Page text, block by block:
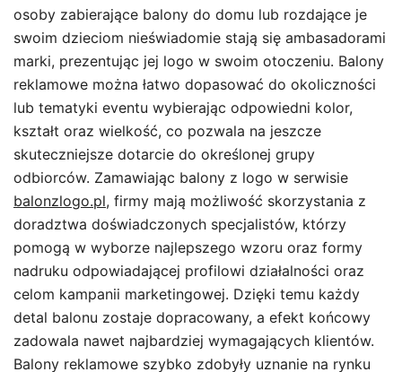
osoby zabierające balony do domu lub rozdające je
swoim dzieciom nieświadomie stają się ambasadorami
marki, prezentując jej logo w swoim otoczeniu. Balony
reklamowe można łatwo dopasować do okoliczności
lub tematyki eventu wybierając odpowiedni kolor,
kształt oraz wielkość, co pozwala na jeszcze
skuteczniejsze dotarcie do określonej grupy
odbiorców. Zamawiając balony z logo w serwisie
balonzlogo.pl, firmy mają możliwość skorzystania z
doradztwa doświadczonych specjalistów, którzy
pomogą w wyborze najlepszego wzoru oraz formy
nadruku odpowiadającej profilowi działalności oraz
celom kampanii marketingowej. Dzięki temu każdy
detal balonu zostaje dopracowany, a efekt końcowy
zadowala nawet najbardziej wymagających klientów.
Balony reklamowe szybko zdobyły uznanie na rynku